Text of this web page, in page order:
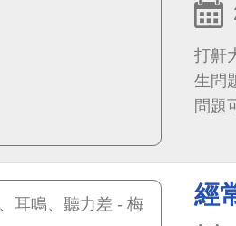
打鼾
生問
問題
經